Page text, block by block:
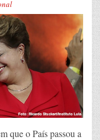
que o País passou a